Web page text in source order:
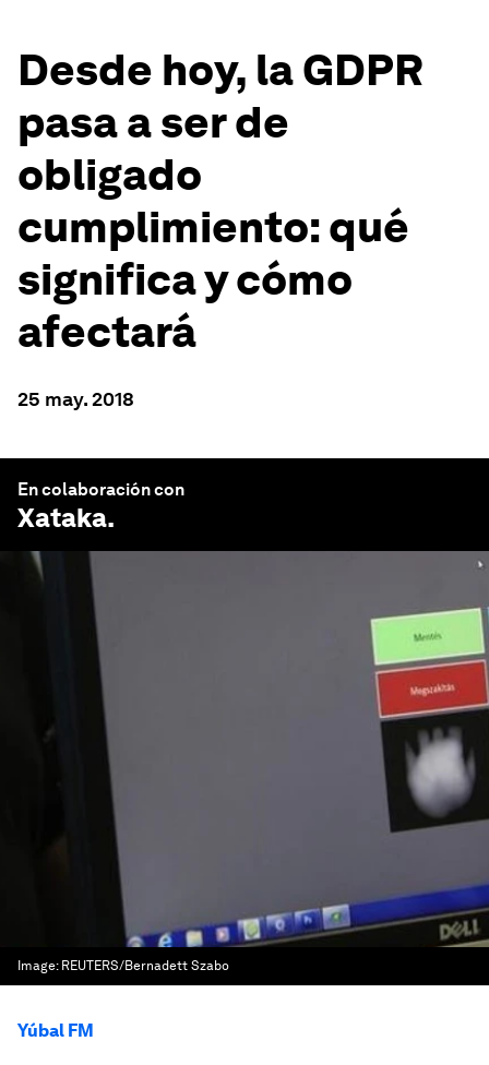
Desde hoy, la GDPR
pasa a ser de
obligado
cumplimiento: qué
significa y cómo
afectará
25 may. 2018
En colaboración con
Xataka.
Image: REUTERS/Bernadett Szabo
Yúbal FM